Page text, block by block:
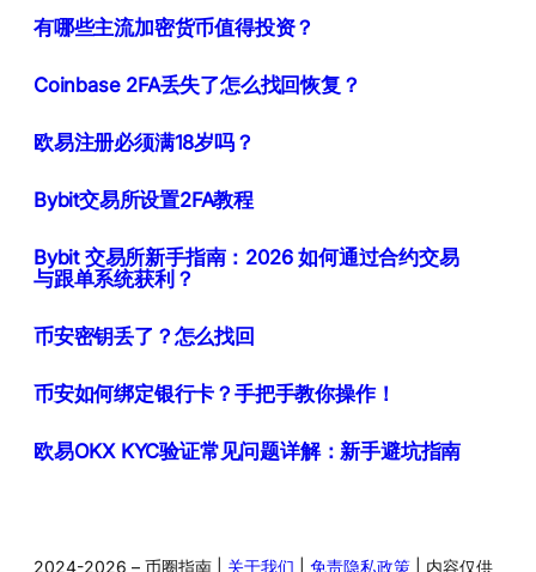
有哪些主流加密货币值得投资？
Coinbase 2FA丢失了怎么找回恢复？
欧易注册必须满18岁吗？
Bybit交易所设置2FA教程
Bybit 交易所新手指南：2026 如何通过合约交易
与跟单系统获利？
币安密钥丢了？怎么找回
币安如何绑定银行卡？手把手教你操作！
欧易OKX KYC验证常见问题详解：新手避坑指南
2024-2026 – 币圈指南 | 关于我们 免责隐私政策 | 内容仅供